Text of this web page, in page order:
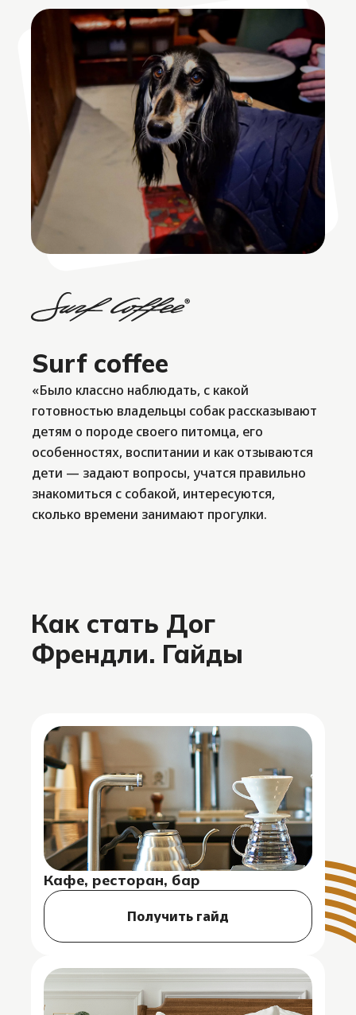
Surf coffee
«Было классно наблюдать, с какой
готовностью владельцы собак рассказывают
детям о породе своего питомца, его
особенностях, воспитании и как отзываются
дети — задают вопросы, учатся правильно
знакомиться с собакой, интересуются,
сколько времени занимают прогулки.
Как стать Дог
Френдли. Гайды
Кафе, ресторан, бар
Получить гайд